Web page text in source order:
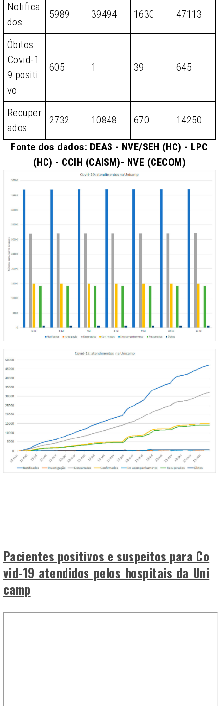
Notifica
dos
5989 39494 1630 47113
Óbitos
Covid-1
9 positi
vo
605 1 39 645
Recuper
ados
2732 10848 670 14250
Fonte dos dados: DEAS - NVE/SEH (HC) - LPC
(HC) - CCIH (CAISM)- NVE (CECOM)
Pacientes positivos e suspeitos para Co
vid-19 atendidos pelos hospitais da Uni
camp